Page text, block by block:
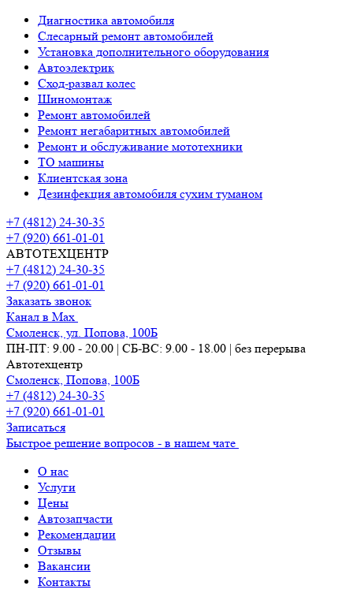
Диагностика автомобиля
Слесарный ремонт автомобилей
Установка дополнительного оборудования
Автоэлектрик
Сход-развал колес
Шиномонтаж
Ремонт автомобилей
Ремонт негабаритных автомобилей
Ремонт и обслуживание мототехники
ТО машины
Клиентская зона
Дезинфекция автомобиля сухим туманом
+7 (4812) 24-30-35
+7 (920) 661-01-01
АВТОТЕХЦЕНТР
+7 (4812) 24-30-35
+7 (920) 661-01-01
Заказать звонок
Канал в Max
Смоленск, ул. Попова, 100Б
ПН-ПТ: 9.00 - 20.00 | СБ-ВС: 9.00 - 18.00 | без перерыва
Автотехцентр
Смоленск, Попова, 100Б
+7 (4812) 24-30-35
+7 (920) 661-01-01
Записаться
Быстрое решение вопросов - в нашем чате
О нас
Услуги
Цены
Автозапчасти
Рекомендации
Отзывы
Вакансии
Контакты